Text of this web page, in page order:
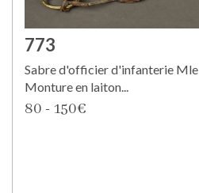
773
Sabre d'officier d'infanterie
Monture en laiton...
80 - 150€